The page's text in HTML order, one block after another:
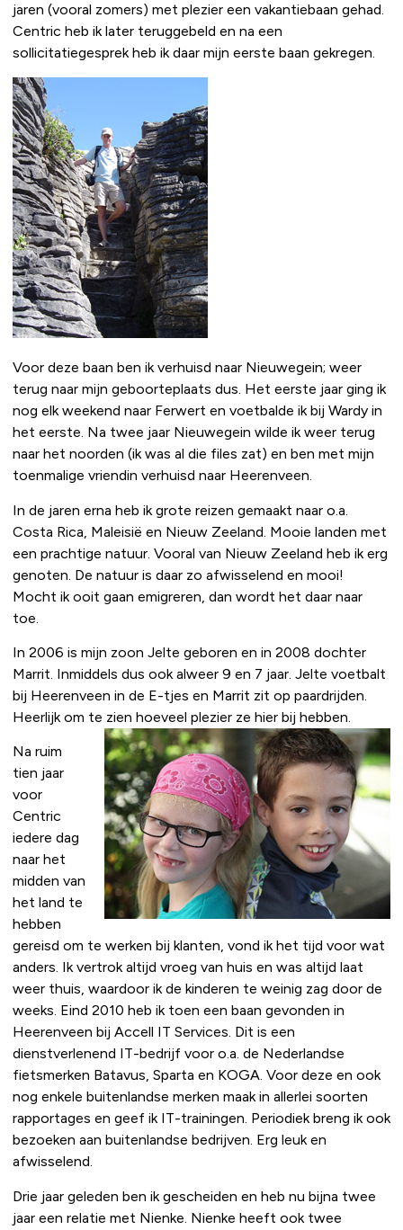
jaren (vooral zomers) met plezier een vakantiebaan gehad.
Centric heb ik later teruggebeld en na een
sollicitatiegesprek heb ik daar mijn eerste baan gekregen.
Voor deze baan ben ik verhuisd naar Nieuwegein; weer
terug naar mijn geboorteplaats dus. Het eerste jaar ging ik
nog elk weekend naar Ferwert en voetbalde ik bij Wardy in
het eerste. Na twee jaar Nieuwegein wilde ik weer terug
naar het noorden (ik was al die files zat) en ben met mijn
toenmalige vriendin verhuisd naar Heerenveen.
In de jaren erna heb ik grote reizen gemaakt naar o.a.
Costa Rica, Maleisië en Nieuw Zeeland. Mooie landen met
een prachtige natuur. Vooral van Nieuw Zeeland heb ik erg
genoten. De natuur is daar zo afwisselend en mooi!
Mocht ik ooit gaan emigreren, dan wordt het daar naar
toe.
In 2006 is mijn zoon Jelte geboren en in 2008 dochter
Marrit. Inmiddels dus ook alweer 9 en 7 jaar. Jelte voetbalt
bij Heerenveen in de E-tjes en Marrit zit op paardrijden.
Heerlijk om te zien hoeveel plezier ze hier bij hebben.
Na ruim
tien jaar
voor
Centric
iedere dag
naar het
midden van
het land te
hebben
gereisd om te werken bij klanten, vond ik het tijd voor wat
anders. Ik vertrok altijd vroeg van huis en was altijd laat
weer thuis, waardoor ik de kinderen te weinig zag door de
weeks. Eind 2010 heb ik toen een baan gevonden in
Heerenveen bij Accell IT Services. Dit is een
dienstverlenend IT-bedrijf voor o.a. de Nederlandse
fietsmerken Batavus, Sparta en KOGA. Voor deze en ook
nog enkele buitenlandse merken maak in allerlei soorten
rapportages en geef ik IT-trainingen. Periodiek breng ik ook
bezoeken aan buitenlandse bedrijven. Erg leuk en
afwisselend.
Drie jaar geleden ben ik gescheiden en heb nu bijna twee
jaar een relatie met Nienke. Nienke heeft ook twee